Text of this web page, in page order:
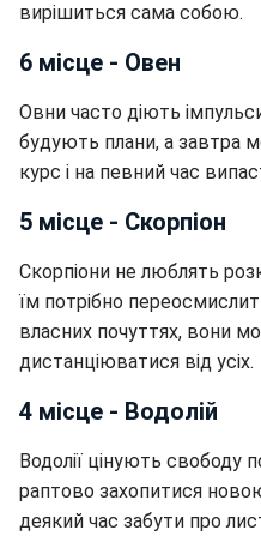
вирішиться сама собою.
6 місце - Овен
Овни часто діють
будують плани, а завтра
курс і на певний час
5 місце - Скорпіон
Скорпіони не люблять
їм потрібно
власних почуттях, вони
дистанціюватися від усіх.
4 місце - Водолій
Водолії цінують свободу
раптово захопитися
деякий час забути про